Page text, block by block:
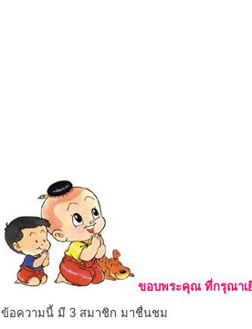
ขอบพระคุณ ที่กรุณาเ
ข้อความนี้ มี 3 สมาชิก มาชื่นชม